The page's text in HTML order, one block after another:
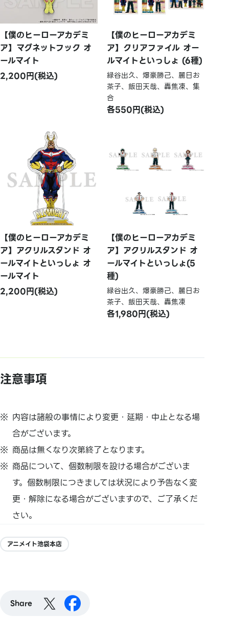
【僕のヒーローアカデミ
ア】マグネットフック オ
ールマイト
2,200円(税込)
【僕のヒーローアカデミ
ア】クリアファイル オー
ルマイトといっしょ (6種)
緑谷出久、爆豪勝己、麗日お
茶子、飯田天哉、轟焦凍、集
合
各550円(税込)
【僕のヒーローアカデミ
ア】アクリルスタンド オ
ールマイトといっしょ オ
ールマイト
2,200円(税込)
【僕のヒーローアカデミ
ア】アクリルスタンド オ
ールマイトといっしょ(5
種)
緑谷出久、爆豪勝己、麗日お
茶子、飯田天哉、轟焦凍
各1,980円(税込)
注意事項
内容は諸般の事情により変更・延期・中止となる場
合がございます。
商品は無くなり次第終了となります。
商品について、個数制限を設ける場合がございま
す。個数制限につきましては状況により予告なく変
更・解除になる場合がございますので、ご了承くだ
さい。
アニメイト池袋本店
Share